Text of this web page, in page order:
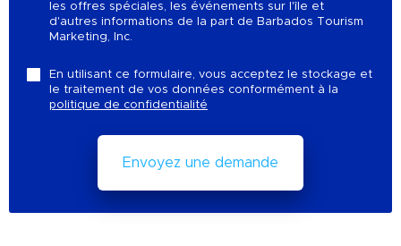
les offres spéciales, les événements sur l'île et
d'autres informations de la part de Barbados Tourism
Marketing, Inc.
En utilisant ce formulaire, vous acceptez le stockage et
le traitement de vos données conformément à la
politique de confidentialité